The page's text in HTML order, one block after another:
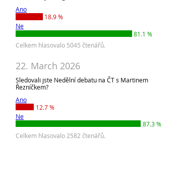
Ano
18.9 %
Ne
81.1 %
Celkem hlasovalo 5045 čtenářů.
22. March 2026
Sledovali jste Nedělní debatu na ČT s Martinem
Řezníčkem?
Ano
12.7 %
Ne
87.3 %
Celkem hlasovalo 2582 čtenářů.